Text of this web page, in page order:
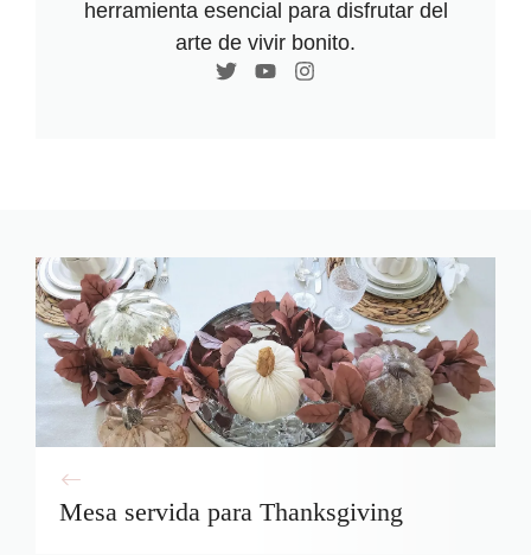
herramienta esencial para disfrutar del
arte de vivir bonito.
Mesa servida para Thanksgiving